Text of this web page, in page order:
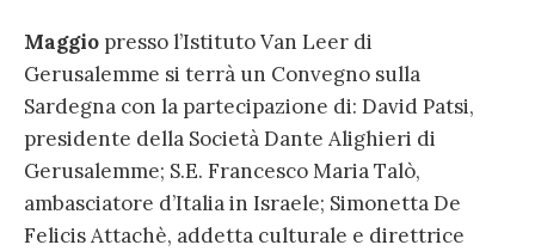
Maggio presso l’Istituto Van Leer di
Gerusalemme si terrà un Convegno sulla
Sardegna con la partecipazione di: David Patsi,
presidente della Società Dante Alighieri di
Gerusalemme; S.E. Francesco Maria Talò,
ambasciatore d’Italia in Israele; Simonetta De
Felicis Attachè, addetta culturale e direttrice